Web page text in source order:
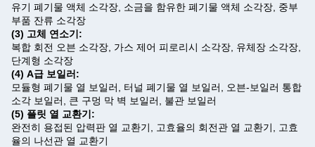
유기 폐기물 액체 소각장, 소금을 함유한 폐기물 액체 소각장, 중부
부품 잔류 소각장
(3) 고체 연소기:
복합 회전 오븐 소각장, 가스 제어 피로리시 소각장, 유체장 소각장,
단계형 소각장
(4) A급 보일러:
모듈형 폐기물 열 보일러, 터널 폐기물 열 보일러, 오븐-보일러 통합
소각 보일러, 큰 구멍 막 벽 보일러, 불관 보일러
(5) 플릿 열 교환기:
완전히 용접된 압력판 열 교환기, 고효율의 회전관 열 교환기, 고효
율의 나선관 열 교환기